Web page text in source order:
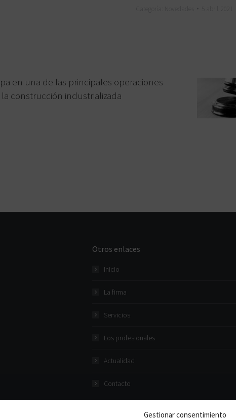
Gestionar consentimiento
en una de las principales operaciones
construcción industrializada
Otros enlaces
Inicio
La firma
Servicios
Los profesionales
Actualidad
Contacto